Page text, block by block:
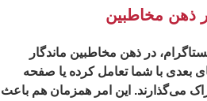
در ذهن مخاطبین ماندگار
بعدی با شما تعامل کرده یا صفحه
می‌گذارند. این امر همزمان هم باعث